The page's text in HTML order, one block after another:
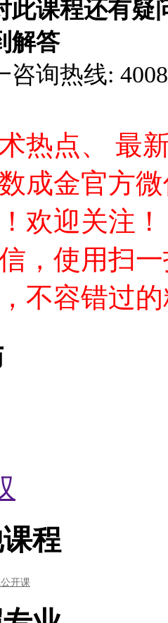
此课程还有疑
解答
咨询热线:
热点、 最
成金官方
欢迎关注！
，使用扫
不容错过
程
公开课